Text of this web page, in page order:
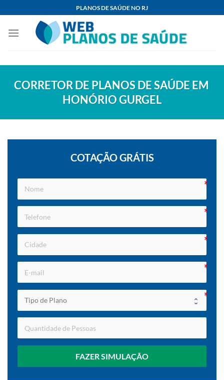
content
PLANOS DE SAÚDE NO RJ
CORRETOR DE PLANOS DE SAÚDE EM
HONÓRIO GURGEL
COTAÇÃO GRÁTIS
FAZER SIMULAÇÃO